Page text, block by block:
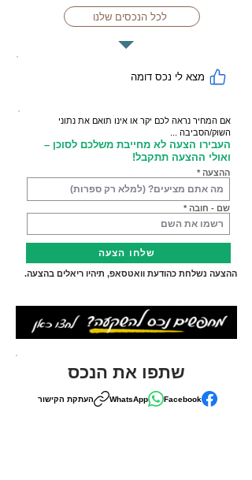
לכל הנכסים שלנו
מצא לי נכס דומה
אם המחיר נראה לכם יקר או אינו תואם את נתוני
השוק/הסביבה ...
העבירו הצעה לא מחייבת משלכם לסוכן –
ואולי ההצעה תתקבל!
ההצעה
שם - חובה
שלחו הצעה
ההצעה נשלחת כהודעת וואטסאפ, תיהיו ריאלים בהצעה.
שתפו את הנכס
Facebook
WhatsApp העתקת הקישור